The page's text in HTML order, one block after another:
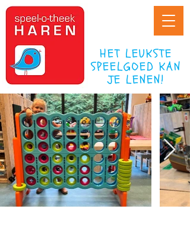
HET LEUKSTE
SPEELGOED KAN
JE LENEN!